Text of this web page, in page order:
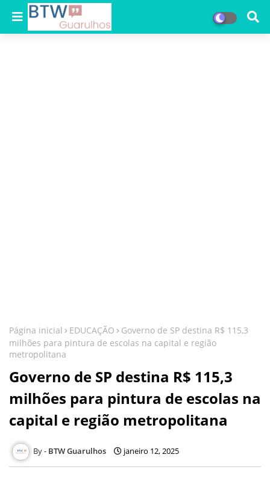
Página inicial EDUCAÇÃO
Governo de SP destina R$ 115,3
milhões para pintura de escolas na capital e região
metropolitana
Governo de SP destina R$ 115,3
milhões para pintura de escolas na
capital e região metropolitana
BTW Guarulhos janeiro 12, 2025